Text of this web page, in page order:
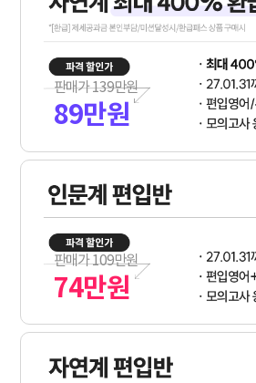
판매가139만원
89만원
판매가109만원
74만원